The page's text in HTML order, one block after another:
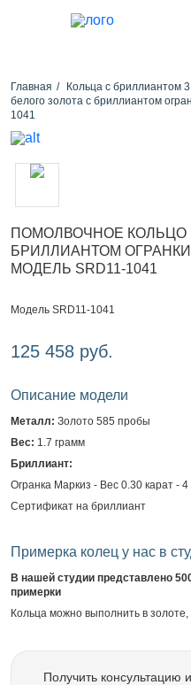
Главная Кольца с бриллиантом
белого золота с бриллиантом
1041
ПОМОЛВОЧНОЕ КОЛЬЦО
БРИЛЛИАНТОМ ОГРАНКИ
МОДЕЛЬ SRD11-1041
Модель SRD11-1041
125 458 руб.
Описание модели
Металл: Золото 585 пробы
Вес: 1.7 грамм
Бриллиант:
Огранка Маркиз - Вес 0.30 карат - 4
Сертификат на бриллиант
Примерка колец у нас в
В нашей студии представлено
примерки
Кольца можно выполнить в
Получить консультацию